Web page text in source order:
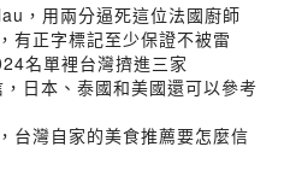
，用兩分逼死這位法國廚師
有正字標記至少保證不被雷
名單裡台灣擠進三家
日本、泰國和美國還可以參考
台灣自家的美食推薦要怎麼信